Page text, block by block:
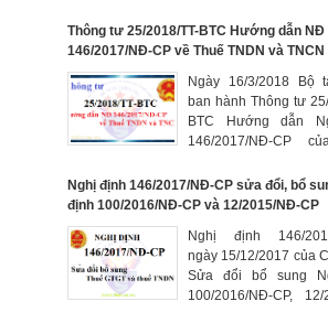
Thông tư 25/2018/TT-BTC Hướng dẫn NĐ
146/2017/NĐ-CP về Thuế TNDN và TNCN
Ngày 16/3/2018 Bộ
ban hành Thông tư
BTC Hướng dẫn
146/2017/NĐ-CP
điều của Thông tư
BTC về thuế TNDN và
Nghị định 146/2017/NĐ-CP sửa đổi, bổ
định 100/2016/NĐ-CP và 12/2015/NĐ-CP
Nghị định 146/
ngày 15/12/2017 của
Sửa đổi bổ sung
100/2016/NĐ-CP, 12/